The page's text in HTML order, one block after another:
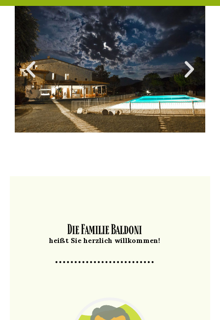
Die Familie Baldoni
heißt Sie herzlich willkommen!